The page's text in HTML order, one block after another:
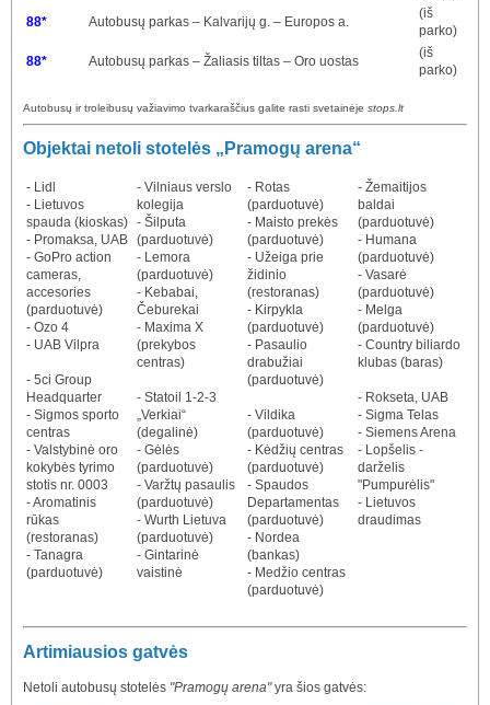
88*
Autobusų parkas – Kalvarijų g. – Europos a.
(iš
parko)
88*
Autobusų parkas – Žaliasis tiltas – Oro uostas
(iš
parko)
Autobusų ir troleibusų važiavimo tvarkaraščius galite rasti svetainėje stops.lt
Objektai netoli stotelės „Pramogų arena“
- Lidl
- Lietuvos
spauda (kioskas)
- Promaksa, UAB
- GoPro action
cameras,
accesories
(parduotuvė)
- Ozo 4
- UAB Vilpra
- 5ci Group
Headquarter
- Sigmos sporto
centras
- Valstybinė oro
kokybės tyrimo
stotis nr. 0003
- Aromatinis
rūkas
(restoranas)
- Tanagra
(parduotuvė)
- Vilniaus verslo
kolegija
- Šilputa
(parduotuvė)
- Lemora
(parduotuvė)
- Kebabai,
Čeburekai
- Maxima X
(prekybos
centras)
- Statoil 1-2-3
„Verkiai“
(degalinė)
- Gėlės
(parduotuvė)
- Varžtų pasaulis
(parduotuvė)
- Wurth Lietuva
(parduotuvė)
- Gintarinė
vaistinė
- Rotas
(parduotuvė)
- Maisto prekės
(parduotuvė)
- Užeiga prie
židinio
(restoranas)
- Kirpykla
(parduotuvė)
- Pasaulio
drabužiai
(parduotuvė)
- Vildika
(parduotuvė)
- Kėdžių centras
(parduotuvė)
- Spaudos
Departamentas
(parduotuvė)
- Nordea
(bankas)
- Medžio centras
(parduotuvė)
- Žemaitijos
baldai
(parduotuvė)
- Humana
(parduotuvė)
- Vasarė
(parduotuvė)
- Melga
(parduotuvė)
- Country biliardo
klubas (baras)
- Rokseta, UAB
- Sigma Telas
- Siemens Arena
- Lopšelis -
darželis
"Pumpurėlis"
- Lietuvos
draudimas
Artimiausios gatvės
Netoli autobusų stotelės "Pramogų arena"yra šios gatvės: